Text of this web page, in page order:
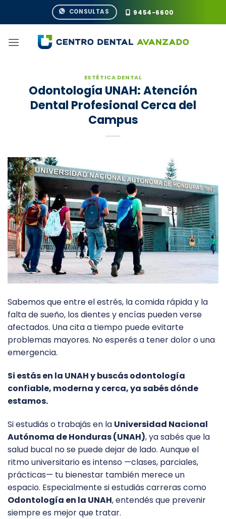
CONSULTAS 9454-6600
ESTÉTICA DENTAL
Odontología UNAH: Atención
Dental Profesional Cerca del
Campus
Sabemos que entre el estrés, la comida rápida y la
falta de sueño, los dientes y encías pueden verse
afectados. Una cita a tiempo puede evitarte
problemas mayores. No esperés a tener dolor o una
emergencia.
Si estás en la UNAH y buscás odontología
confiable, moderna y cerca, ya sabés dónde
estamos.
Si estudiás o trabajás en la Universidad Nacional
Autónoma de Honduras (UNAH), ya sabés que la
salud bucal no se puede dejar de lado. Aunque el
ritmo universitario es intenso —clases, parciales,
prácticas— tu bienestar también merece un
espacio. Especialmente si estudiás carreras como
Odontología en la UNAH, entendés que prevenir
siempre es mejor que tratar.